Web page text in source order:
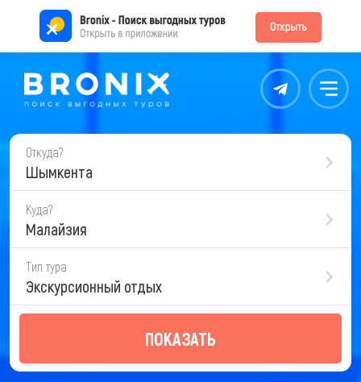
Контакты Меню
Откуда?
Шымкента
Куда?
Малайзия
Тип тура
Экскурсионный отдых
ПОКАЗАТЬ